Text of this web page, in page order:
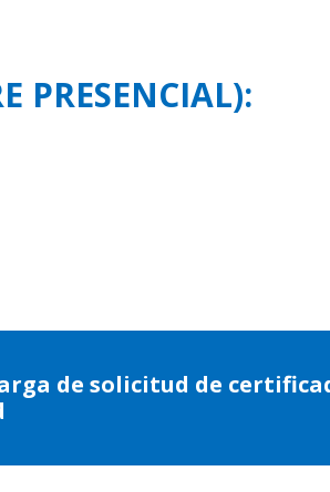
PRESENCIAL):
de solicitud de